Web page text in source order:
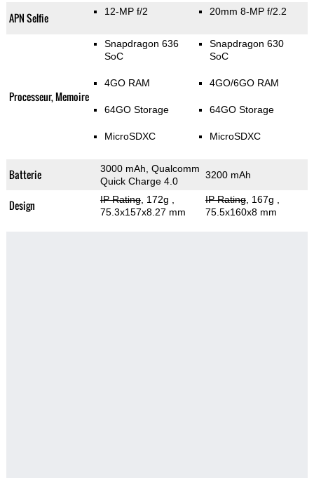
APN Selfie 12-MP f/2 20mm 8-MP f/2.2
Processeur, Memoire
Snapdragon 636
SoC
4GO RAM
64GO Storage
MicroSDXC
Snapdragon 630
SoC
4GO/6GO RAM
64GO Storage
MicroSDXC
Batterie
3000 mAh, Qualcomm
Quick Charge 4.0
3200 mAh
Design IP Rating, 172g
75.3x157x8.27 mm
IP Rating, 167g
75.5x160x8 mm